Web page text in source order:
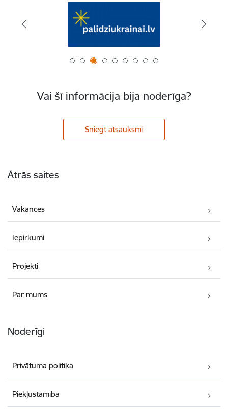
Vai šī informācija bija noderīga?
Sniegt atsauksmi
Ātrās saites
Vakances
Iepirkumi
Projekti
Par mums
Noderīgi
Privātuma politika
Piekļūstamība